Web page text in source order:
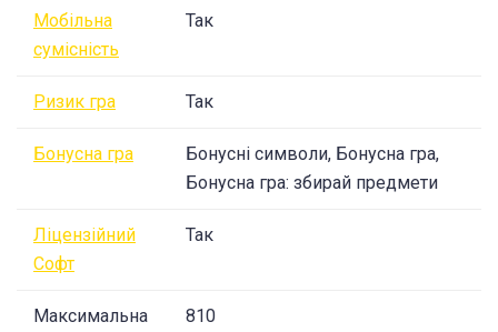
Мобільна
сумісність
Так
Ризик гра Так
Бонусна гра
Бонусні символи, Бонусна гра,
Бонусна гра: збирай предмети
Ліцензійний
Софт
Так
Максимальна
810